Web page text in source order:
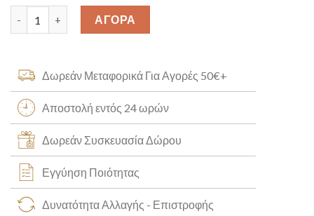
Μενταγιόν Χελώνα Κ14 [25M0172] quantity
ΑΓΟΡΑ
Δωρεάν Μεταφορικά Για Αγορές 50€+
Αποστολή εντός 24 ωρών
Δωρεάν Συσκευασία Δώρου
Εγγύηση Ποιότητας
Δυνατότητα Αλλαγής - Επιστροφής